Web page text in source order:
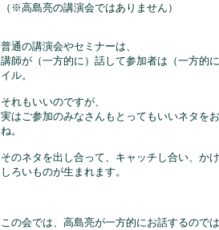
（※高島亮の講演会ではありません）
普通の講演会やセミナーは、
講師が（一方的に）話して参加者は（一方的
イル。
それもいいのですが、
実はご参加のみなさんもとってもいいネタを
ね。
そのネタを出し合って、キャッチし合い、か
しろいものが生まれます。
この会では、高島亮が一方的にお話するので